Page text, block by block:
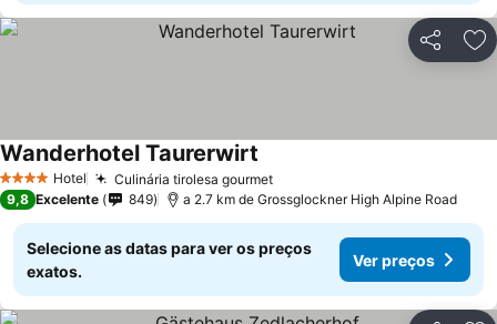
Partilhar
4 EstrelasHotel Culinária tirolesa gourmet
Wanderhotel Taurerwirt
9,8 Excelente 849 a 2.7 km de Grossglockner High Alpine Road
Selecione as datas para ver os preços
exatos.
Ver preços